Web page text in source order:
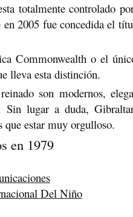
totalmente controlado
2005 fue concedida el
Commonwealth o el
lleva esta distinción.
son modernos,
Sin lugar a duda,
que estar muy orgulloso.
en 1979
Del Niño